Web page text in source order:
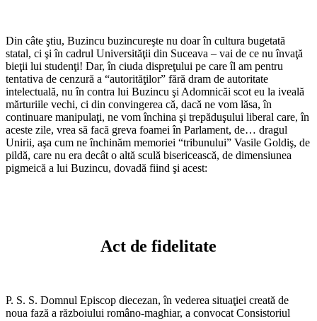
Din câte ştiu, Buzincu buzincureşte nu doar în cultura bugetată
statal, ci şi în cadrul Universităţii din Suceava – vai de ce nu învaţă
bieţii lui studenţi! Dar, în ciuda dispreţului pe care îl am pentru
tentativa de cenzură a “autorităţilor” fără dram de autoritate
intelectuală, nu în contra lui Buzincu şi Adomnicăi scot eu la iveală
mărturiile vechi, ci din convingerea că, dacă ne vom lăsa, în
continuare manipulaţi, ne vom închina şi trepăduşului liberal care, în
aceste zile, vrea să facă greva foamei în Parlament, de… dragul
Unirii, aşa cum ne închinăm memoriei “tribunului” Vasile Goldiş, de
pildă, care nu era decât o altă sculă bisericească, de dimensiunea
pigmeică a lui Buzincu, dovadă fiind şi acest:
Act de fidelitate
P. S. S. Domnul Episcop diecezan, în vederea situaţiei creată de
noua fază a războiului româno-maghiar, a convocat Consistoriul